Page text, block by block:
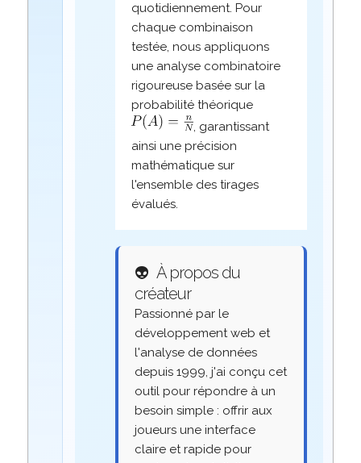
quotidiennement. Pour
chaque combinaison
testée, nous appliquons
une analyse combinatoire
rigoureuse basée sur la
probabilité théorique
, garantissant
ainsi une précision
mathématique sur
l'ensemble des tirages
évalués.
👽 À propos du
créateur
Passionné par le
développement web et
l'analyse de données
depuis 1999, j'ai conçu cet
outil pour répondre à un
besoin simple : offrir aux
joueurs une interface
claire et rapide pour